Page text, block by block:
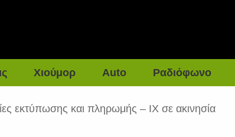
Χιούμορ Auto Ραδιόφωνο
εκτύπωσης και πληρωμής – ΙΧ σε ακινησία